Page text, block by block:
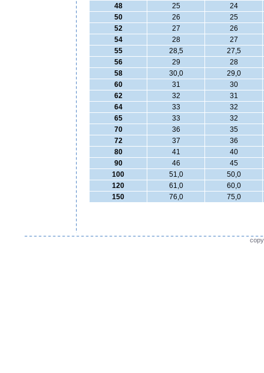
48
25
24
50
26
25
52
27
26
54
28
27
55
28,5
27,5
56
29
28
58
30,0
29,0
60
31
30
62
32
31
64
33
32
65
33
32
70
36
35
72
37
36
80
41
40
90
46
45
100
51,0
50,0
120
61,0
60,0
150
76,0 75,0